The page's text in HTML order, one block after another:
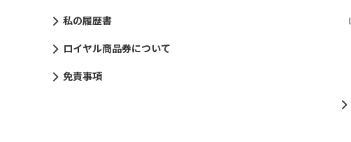
私の履歴書
ロイヤル商品券について
免責事項